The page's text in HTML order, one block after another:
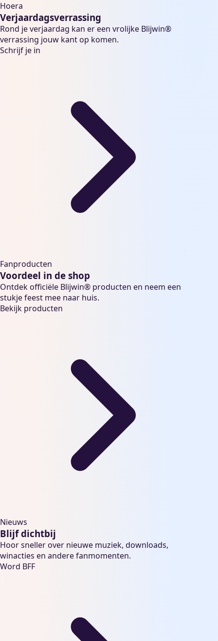
Hoera
Verjaardagsverrassing
Rond je verjaardag kan er een vrolijke Blijwin®
verrassing jouw kant op komen.
Schrijf je in
Fanproducten
Voordeel in de shop
Ontdek officiële Blijwin® producten en neem een
stukje feest mee naar huis.
Bekijk producten
Nieuws
Blijf dichtbij
Hoor sneller over nieuwe muziek, downloads,
winacties en andere fanmomenten.
Word BFF